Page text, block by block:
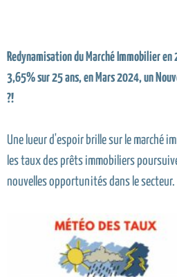
Redynamisation du Marché Immobilier
3,65% sur 25 ans, en Mars 2024, un
?!
Une lueur d'espoir brille sur le marché
les taux des prêts immobiliers
nouvelles opportunités dans le secteur.